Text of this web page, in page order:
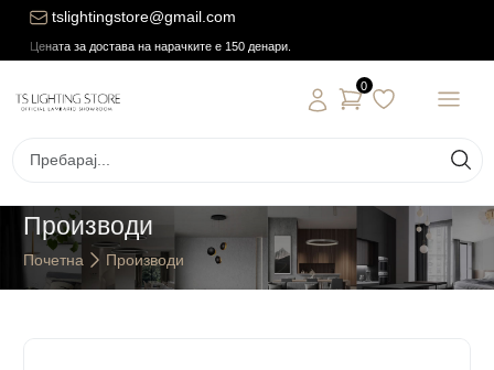
tslightingstore@gmail.com
Цената за достава на нарачките е 150 денари.
0
Производи
Почетна Производи